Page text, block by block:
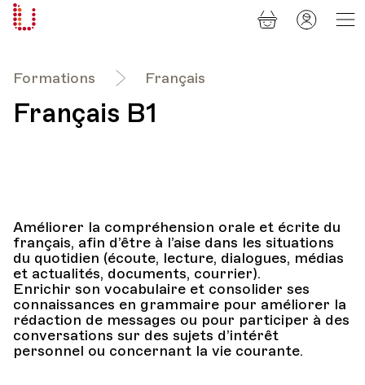
Formations Français
Français B1
Améliorer la compréhension orale et écrite du
français, afin d’être à l’aise dans les situations
du quotidien (écoute, lecture, dialogues, médias
et actualités, documents, courrier).
Enrichir son vocabulaire et consolider ses
connaissances en grammaire pour améliorer la
rédaction de messages ou pour participer à des
conversations sur des sujets d’intérêt
personnel ou concernant la vie courante.
Panier
Mon